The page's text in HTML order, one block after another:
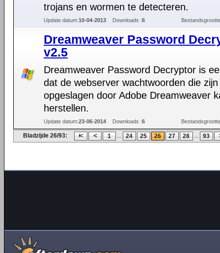
trojans en wormen te detecteren.
Update datum:10-04-2013 Downloads :6
Dreamweaver Password
v2.5
Dreamweaver Password Decryptor is
dat de webserver wachtwoorden die zijn
opgeslagen door Adobe Dreamweaver
herstellen.
Update datum:23-06-2014 Downloads :6
Bladzijde 26/93: 1 ... 24 25 26 27 28 ... 93